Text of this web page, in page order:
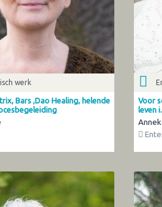
werk
Bars ,Dao Healing, helende
Voor
leven